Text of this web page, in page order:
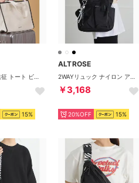
15%
ALTROSE
￥3,168
20%OFF 15%